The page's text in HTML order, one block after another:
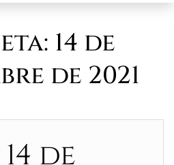
14 de
de 2021
de